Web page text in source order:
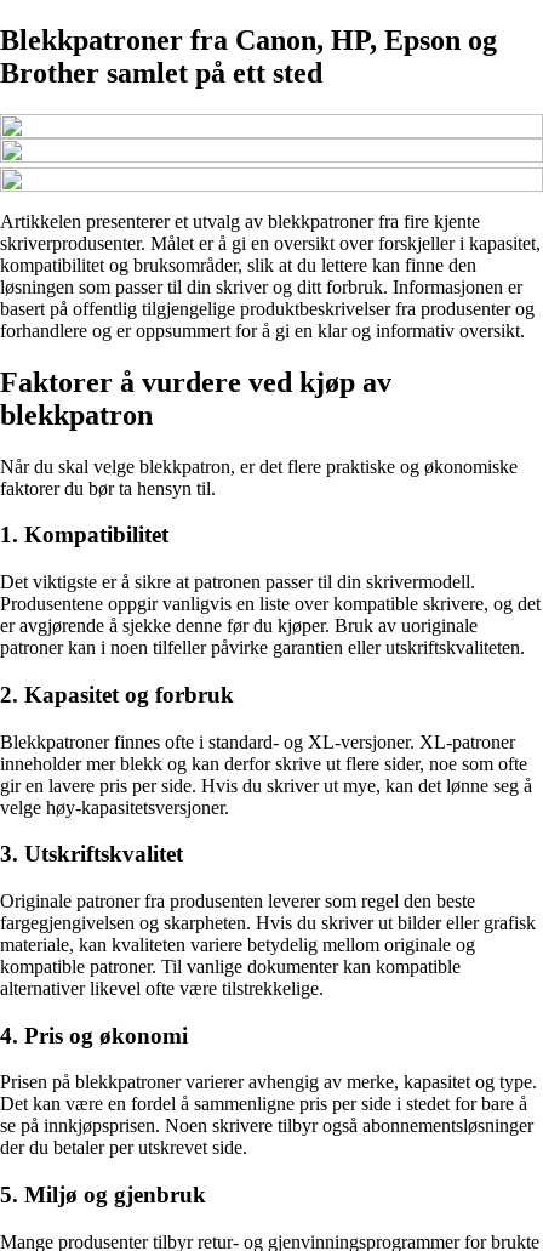
Blekkpatroner fra Canon, HP, Epson og
Brother samlet på ett sted
Artikkelen presenterer et utvalg av blekkpatroner fra fire kjente
skriverprodusenter. Målet er å gi en oversikt over forskjeller i kapasitet,
kompatibilitet og bruksområder, slik at du lettere kan finne den
løsningen som passer til din skriver og ditt forbruk. Informasjonen er
basert på offentlig tilgjengelige produktbeskrivelser fra produsenter og
forhandlere og er oppsummert for å gi en klar og informativ oversikt.
Faktorer å vurdere ved kjøp av
blekkpatron
Når du skal velge blekkpatron, er det flere praktiske og økonomiske
faktorer du bør ta hensyn til.
1. Kompatibilitet
Det viktigste er å sikre at patronen passer til din skrivermodell.
Produsentene oppgir vanligvis en liste over kompatible skrivere, og det
er avgjørende å sjekke denne før du kjøper. Bruk av uoriginale
patroner kan i noen tilfeller påvirke garantien eller utskriftskvaliteten.
2. Kapasitet og forbruk
Blekkpatroner finnes ofte i standard- og XL-versjoner. XL-patroner
inneholder mer blekk og kan derfor skrive ut flere sider, noe som ofte
gir en lavere pris per side. Hvis du skriver ut mye, kan det lønne seg å
velge høy-kapasitetsversjoner.
3. Utskriftskvalitet
Originale patroner fra produsenten leverer som regel den beste
fargegjengivelsen og skarpheten. Hvis du skriver ut bilder eller grafisk
materiale, kan kvaliteten variere betydelig mellom originale og
kompatible patroner. Til vanlige dokumenter kan kompatible
alternativer likevel ofte være tilstrekkelige.
4. Pris og økonomi
Prisen på blekkpatroner varierer avhengig av merke, kapasitet og type.
Det kan være en fordel å sammenligne pris per side i stedet for bare å
se på innkjøpsprisen. Noen skrivere tilbyr også abonnementsløsninger
der du betaler per utskrevet side.
5. Miljø og gjenbruk
Mange produsenter tilbyr retur- og gjenvinningsprogrammer for brukte